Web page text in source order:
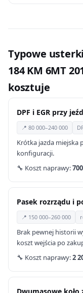
Typowe
184 KM 6MT
kosztuje
DPF i EGR przy
📍 80 000–240 000
Krótka jazda miejska
konfiguracji.
🔧 Koszt naprawy:
Pasek rozrządu i
📍 150 000–260 000
Brak pewnej historii
koszt wejścia po
🔧 Koszt naprawy:2